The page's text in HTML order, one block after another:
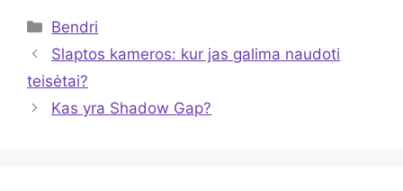
Kategorijos
Bendri
Slaptos kameros: kur jas galima naudoti
teisėtai?
Kas yra Shadow Gap?